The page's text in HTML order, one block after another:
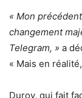
« Mon
changement
Telegram, » a
« Mais en
Durov, qui fait